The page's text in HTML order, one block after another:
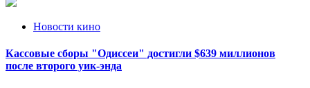
Новости кино
Кассовые сборы "Одиссеи" достигли $639 миллионов
после второго уик-энда